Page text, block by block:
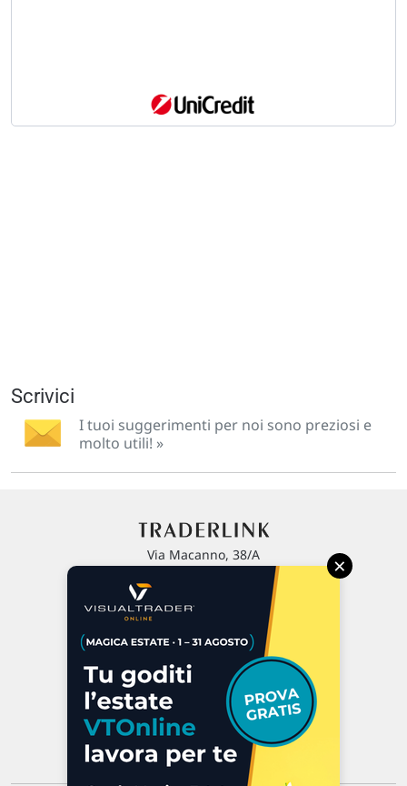
Scrivici
I tuoi suggerimenti per noi sono preziosi e
molto utili! »
Via Macanno, 38/A
P.IVA 02 452 460 401
Chi siamo
Commenti e segnalazioni
Contattaci
×